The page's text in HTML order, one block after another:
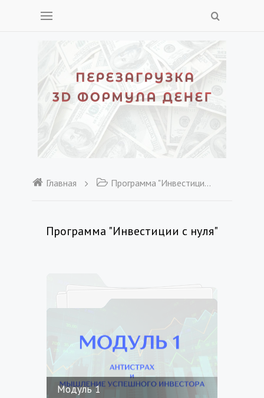
Главная Программа "Инвестиции с нуля"
Программа "Инвестиции с нуля"
Модуль 1